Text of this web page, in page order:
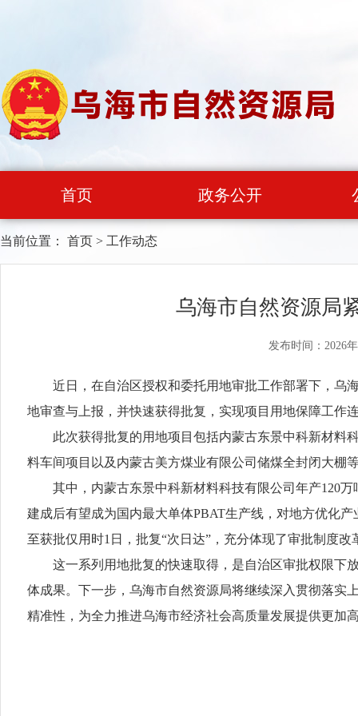
首页 政务公开
当前位置： 首页 > 工作动态
乌海市自然资源局
发布时间：2026
近日，在自治区授权和委托用地审批工作部署下，乌海
地审查与上报，并快速获得批复，实现项目用地保障工作
此次获得批复的用地项目包括内蒙古东景中科新材料科
料车间项目以及内蒙古美方煤业有限公司储煤全封闭大棚
其中，内蒙古东景中科新材料科技有限公司年产120万
建成后有望成为国内最大单体PBAT生产线，对地方优化
至获批仅用时1日，批复“次日达”，充分体现了审批制度
这一系列用地批复的快速取得，是自治区审批权限下放
体成果。下一步，乌海市自然资源局将继续深入贯彻落实
精准性，为全力推进乌海市经济社会高质量发展提供更加